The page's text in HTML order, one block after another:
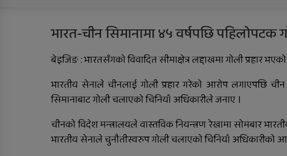
राप्तीमा निःशुल्क विशेषज्ञ
स्वास्थ्य शिविर, ३ सय १९
जनाले लिए सेवा
बैंकबीच समन्वयात्मक
कार्यक्रम
भारत-चीन सिमानामा ४५ वर्षपछि पहिलोपटक
बेइजिङ : भारतसँगको विवादित सीमाक्षेत्र लद्दाखमा गोली प्रहार
भारतीय सेनाले चीनलाई गोली प्रहार गरेको आरोप लगाएपछि
सिमानाबाट गोली चलाएको चिनियाँ अधिकारीले जनाए ।
चीनको विदेश मन्त्रालयले वास्तविक नियन्त्रण रेखामा सोमबार
भारतीय सेनाले चुनौतीस्वरुप गोली चलाएको चिनियाँ अधिकारीको